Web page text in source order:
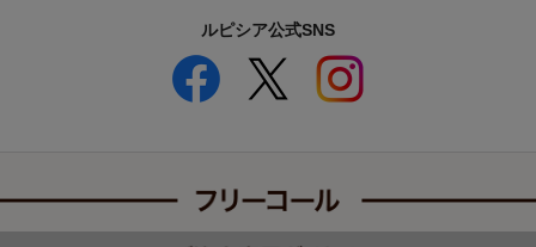
ルピシア公式SNS